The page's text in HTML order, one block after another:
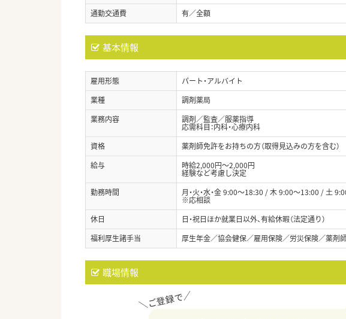
通勤交通費
有／全額
基本情報
雇用形態
パート・アルバイト
業種
調剤薬局
業務内容
調剤／監査／服薬指導
応需科目：内科・心療内科
資格
薬剤師免許をお持ちの方（取得見込みの方を含む）
給与
時給2,000円～2,000円
経験など考慮し決定
勤務時間
月・火・水・金 9:00～18:30 / 木 9:00～13:00 / 土
※応相談
休日
日・祝日ほか就業日以外、有給休暇（法定通り）
福利厚生諸手当
厚生年金／協会健保／雇用保険／労災保険／薬剤
職場情報